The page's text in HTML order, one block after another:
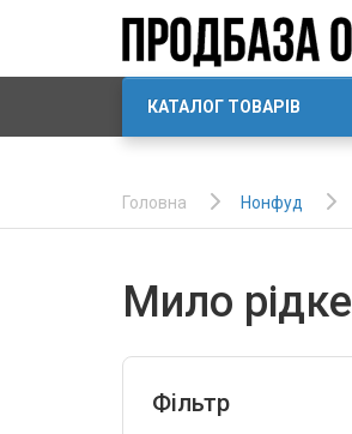
КАТАЛОГ ТОВАРІВ
Головна Нонфуд
Мило рідке
Фільтр